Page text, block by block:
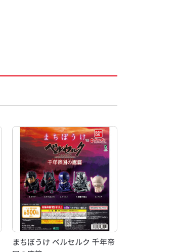
まちぼうけ ベルセルク 千年帝